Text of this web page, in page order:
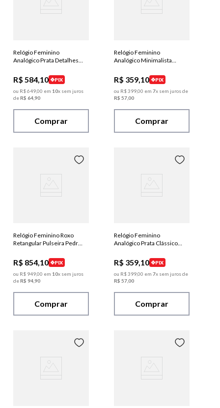
Relógio Feminino
Analógico Prata Detalhes
R$ 584,10
PIX
ou R$64900 em 10x sem juros
deR$ 64 90
Comprar
Relógio Feminino
Analógico Minimalista
R$ 359,10
PIX
ou R$39900 em 7x sem juros de
R$ 5700
Comprar
Relógio Feminino Roxo
Retangular Pulseira Pedras
R$ 854,10
PIX
ou R$ 94900 em 10x sem juros
deR$ 94 90
Comprar
Relógio Feminino
Analógico Prata Clássico
R$ 359,10
PIX
ou R$39900 em 7x sem juros de
R$ 5700
Comprar